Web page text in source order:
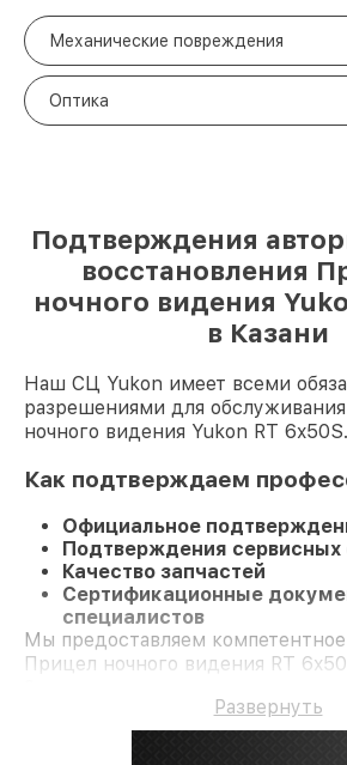
Механические повреждения
Оптика
Подтверждения
восстановления
ночного видения
в Казани
Наш СЦ Yukon имеет всеми
разрешениями для
ночного видения Yukon RT 6x50S.
Как подтверждаем
Официальное
Подтверждения сервисных
Качество запчастей
Сертификационные
специалистов
Мы предоставляем
Прицел ночного видения RT
Развернуть